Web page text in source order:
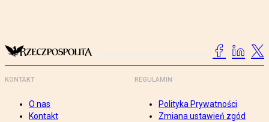
KONTAKT
O nas
Kontakt
REGULAMIN
Polityka Prywatności
Zmiana ustawień zgód